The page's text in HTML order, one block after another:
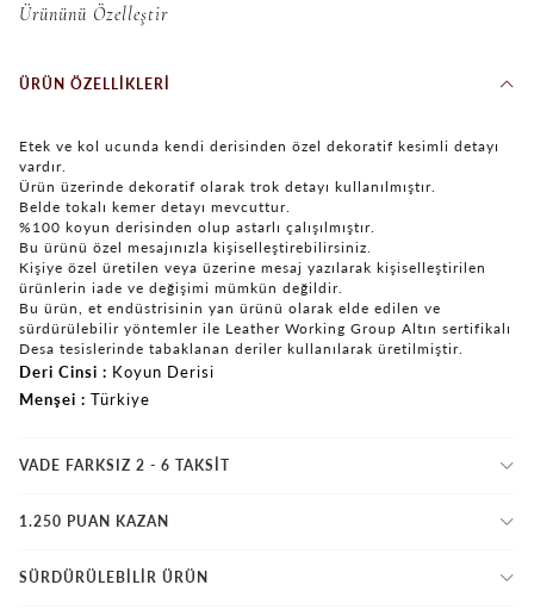
Ürününü Özelleştir
ÜRÜN ÖZELLIKLERI
Etek ve kol ucunda kendi derisinden özel dekoratif kesimli detayı
vardır.
Ürün üzerinde dekoratif olarak trok detayı kullanılmıştır.
Belde tokalı kemer detayı mevcuttur.
%100 koyun derisinden olup astarlı çalışılmıştır.
Bu ürünü özel mesajınızla kişiselleştirebilirsiniz.
Kişiye özel üretilen veya üzerine mesaj yazılarak kişiselleştirilen
ürünlerin iade ve değişimi mümkün değildir.
Bu ürün, et endüstrisinin yan ürünü olarak elde edilen ve
sürdürülebilir yöntemler ile Leather Working Group Altın sertifikalı
Desa tesislerinde tabaklanan deriler kullanılarak üretilmiştir.
Deri Cinsi
Koyun Derisi
Menşei
Türkiye
VADE FARKSIZ 2 - 6 TAKSIT
1.250 PUAN KAZAN
SÜRDÜRÜLEBİLİR ÜRÜN